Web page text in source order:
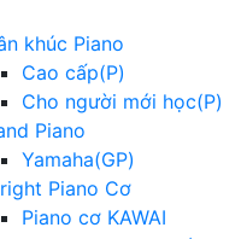
khúc Piano
Cao cấp(P)
Cho người mới học(P)
Piano
Yamaha(GP)
Piano Cơ
Piano cơ KAWAI